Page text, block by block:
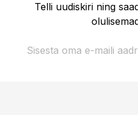
Telli uudiskiri ning